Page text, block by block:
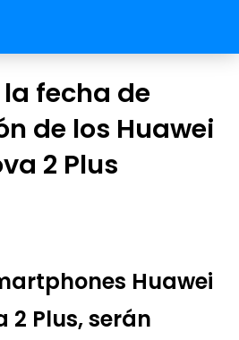
fecha de
de los Huawei
2 Plus
Huawei
2 Plus, serán